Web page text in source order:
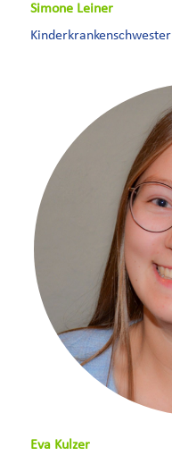
Simone Leiner
Kinderkrankenschwester
Eva Kulzer